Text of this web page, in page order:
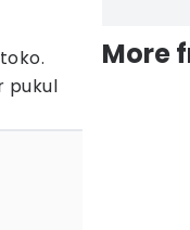
pukul
More